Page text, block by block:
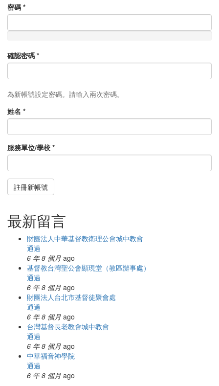
密碼 *
確認密碼 *
為新帳號設定密碼。請輸入兩次密碼。
姓名 *
服務單位/學校 *
註冊新帳號
最新留言
財團法人中華基督教衛理公會城中教會
通過
6 年 8 個月 ago
基督教台灣聖公會顯現堂（教區辦事處）
通過
6 年 8 個月 ago
財團法人台北市基督徒聚會處
通過
6 年 8 個月 ago
台灣基督長老教會城中教會
通過
6 年 8 個月 ago
中華福音神學院
通過
6 年 8 個月 ago